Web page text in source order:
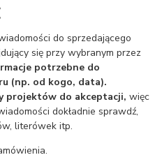
do sprzedającego
się przy wybranym przez
potrzebne do
(np. od kogo, data).
projektów do akceptacji,więc
dokładnie sprawdź,
literówek itp.